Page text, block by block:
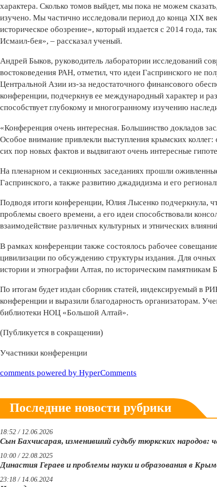
характера. Сколько томов выйдет, мы пока не можем
изучено. Мы частично исследовали период до конца XIX
историческое обозрение», который издается с 2014 года,
Исмаил-бея», – рассказал ученый.
Андрей Быков, руководитель лаборатории исследований
востоковедения РАН, отметил, что идеи Гаспринского не
Центральной Азии из-за недостаточного финансового
конференции, подчеркнув ее международный характер и
способствует глубокому и многогранному изучению
«Конференция очень интересная. Большинство докладов
Особое внимание привлекли выступления крымских
сих пор новых фактов и выдвигают очень интересные
На пленарном и секционных заседаниях прошли
Гаспринского, а также развитию джадидизма и его
Подводя итоги конференции, Юлия Лысенко подчеркнула,
проблемы своего времени, а его идеи способствовали
взаимодействие различных культурных и этнических
В рамках конференции также состоялось рабочее
цивилизации по обсуждению структуры издания. Для
истории и этнографии Алтая, по историческим памятникам
По итогам будет издан сборник статей, индексируемый в
конференции и выразили благодарность организаторам.
библиотеки НОЦ «Большой Алтай».
(Публикуется в сокращении)
Участники конференции
comments powered by HyperComments
Последние новости рубрики
18:52 / 12.06.2026
Сын Бахчисарая, изменивший судьбу тюркских народов:
10:00 / 22.08.2025
Династия Гераев и проблемы науки и образования в
23:18 / 14.06.2024